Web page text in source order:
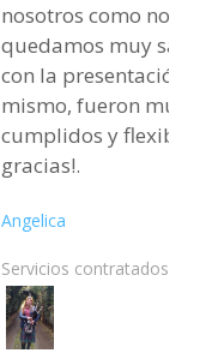
nosotros como novios
quedamos muy
con la presentación.
mismo, fueron muy
cumplidos y
gracias!.
Angelica
Servicios contratados: